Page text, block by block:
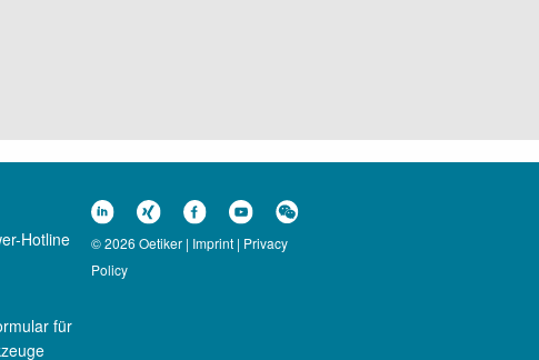
Hotline
für
© 2026 Oetiker | Imprint| Privacy
Policy